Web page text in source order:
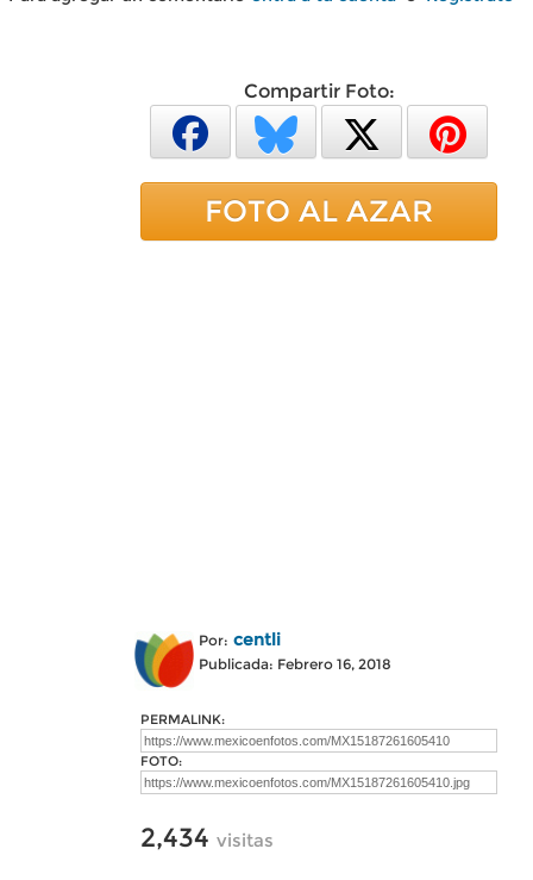
Compartir Foto:
FOTO AL AZAR
Por: centli
Publicada: Febrero 16, 2018
PERMALINK:
FOTO:
2,434 visitas